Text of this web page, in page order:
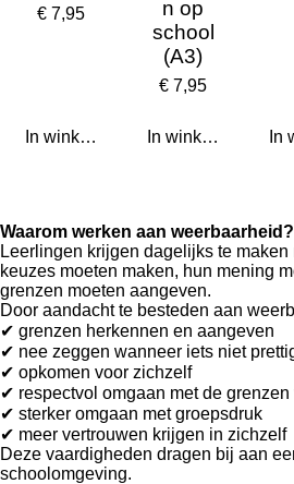
€ 7,95
In winkelwagen
n op
school
(A3)
€ 7,95
In winkelwagen In
Waarom werken aan weerbaarheid?
Leerlingen krijgen dagelijks te
keuzes moeten maken, hun mening
grenzen moeten aangeven.
Door aandacht te besteden aan
✔ grenzen herkennen en aangeven
✔ nee zeggen wanneer iets niet
✔ opkomen voor zichzelf
✔ respectvol omgaan met de grenzen
✔ sterker omgaan met groepsdruk
✔ meer vertrouwen krijgen in zichzelf
Deze vaardigheden dragen bij aan
schoolomgeving.